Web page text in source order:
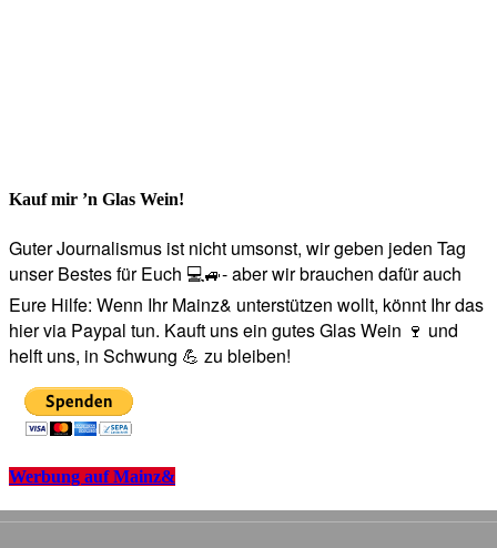
Kauf mir ’n Glas Wein!
Guter Journalismus ist nicht umsonst, wir geben jeden Tag
unser Bestes für Euch 💻🚙- aber wir brauchen dafür auch
Eure Hilfe: Wenn Ihr Mainz& unterstützen wollt, könnt Ihr das
hier via Paypal tun. Kauft uns ein gutes Glas Wein 🍷 und
helft uns, in Schwung 💪 zu bleiben!
Werbung auf Mainz&